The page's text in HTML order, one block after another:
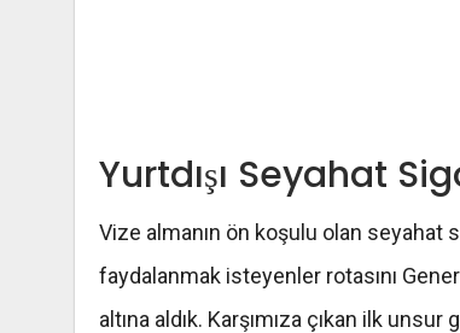
Yurtdışı Seyahat
Vize almanın ön koşulu olan seyahat
faydalanmak isteyenler rotasını
altına aldık. Karşımıza çıkan ilk